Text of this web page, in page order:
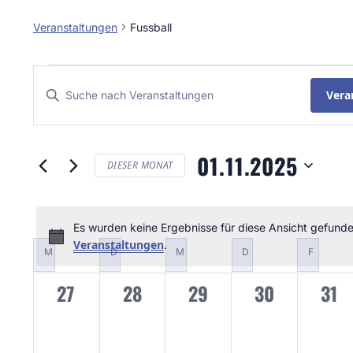
Veranstaltungen Fussball
VERANSTALTUNGEN
Es wurden keine Ergebnisse für diese Ansicht
Veranstaltungen.
VERANSTALTUNGEN
SUCHE
ANSICHTEN,
Bitte
Suche
nach
Schlüsselwort.
DIESER MONAT 01.11.2025
KALENDER
VON
VERANSTALTUNGEN
M MONTAG DDIENSTAG M D DONNERSTAG
F
0
27
0
28
0
29
0
30
0
31